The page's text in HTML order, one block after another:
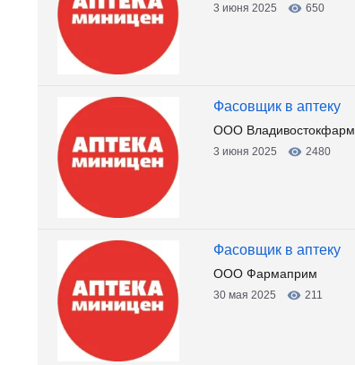
3 июня 2025 650
Фасовщик в аптеку
ООО Владивостокфарм
3 июня 2025 2480
Фасовщик в аптеку
ООО Фармаприм
30 мая 2025 211